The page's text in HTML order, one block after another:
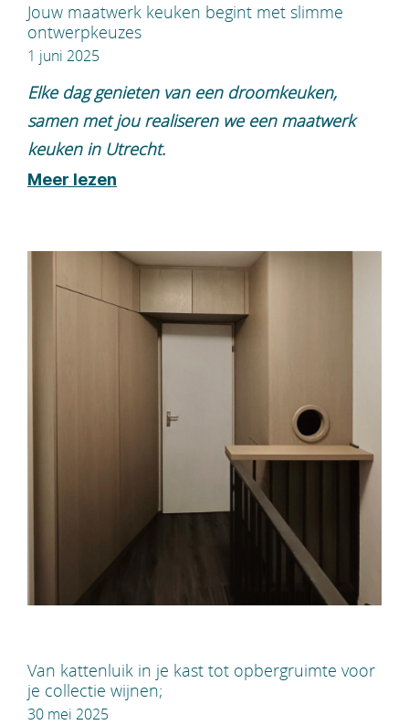
Jouw maatwerk keuken begint met slimme
ontwerpkeuzes
1 juni 2025
Elke dag genieten van een droomkeuken,
samen met jou realiseren we een maatwerk
keuken in Utrecht.
Meer lezen
Van kattenluik in je kast tot opbergruimte voor
je collectie wijnen;
30 mei 2025